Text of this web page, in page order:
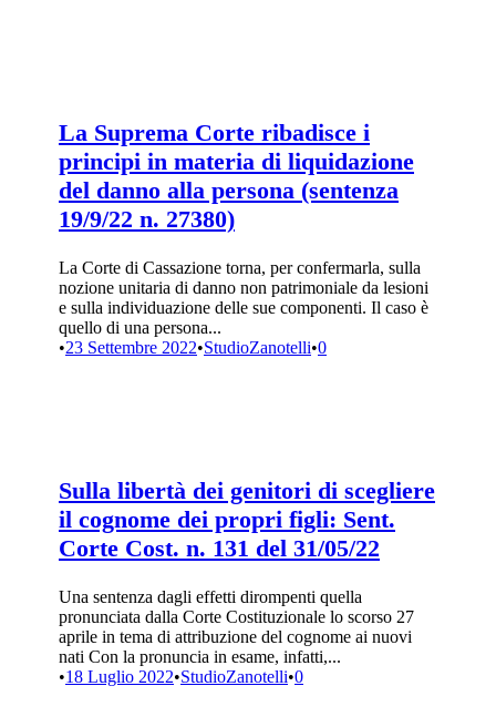
La Suprema Corte ribadisce i
principi in materia di liquidazione
del danno alla persona (sentenza
19/9/22 n. 27380)
La Corte di Cassazione torna, per confermarla, sulla
nozione unitaria di danno non patrimoniale da lesioni
e sulla individuazione delle sue componenti. Il caso è
quello di una persona...
•23 Settembre 2022•StudioZanotelli•0
Sulla libertà dei genitori di scegliere
il cognome dei propri figli: Sent.
Corte Cost. n. 131 del 31/05/22
Una sentenza dagli effetti dirompenti quella
pronunciata dalla Corte Costituzionale lo scorso 27
aprile in tema di attribuzione del cognome ai nuovi
nati Con la pronuncia in esame, infatti,...
•18 Luglio 2022•StudioZanotelli•0